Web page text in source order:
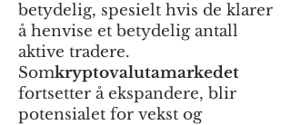
betydelig, spesielt hvis de klarer
å henvise et betydelig antall
aktive tradere.
Somkryptovalutamarkedet
fortsetter å ekspandere, blir
potensialet for vekst og